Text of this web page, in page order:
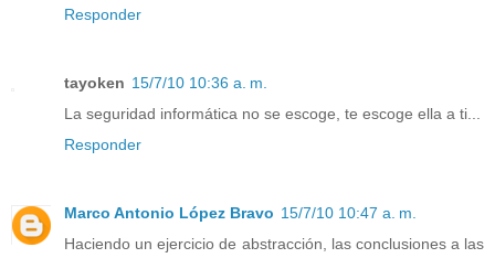
Responder
tayoken 15/7/10 10:36 a. m.
La seguridad informática no se escoge, te escoge ella a ti...
Responder
Marco Antonio López Bravo 15/7/10 10:47 a. m.
Haciendo un ejercicio de abstracción, las conclusiones a las